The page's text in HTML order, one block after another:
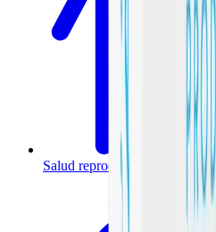
Salud reproductiva y hormonal